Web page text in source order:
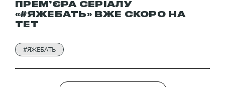
ПРЕМ’ЄРА СЕРІАЛУ
«#ЯЖЕБАТЬ» ВЖЕ СКОРО НА
ТЕТ
#ЯЖЕБАТЬ